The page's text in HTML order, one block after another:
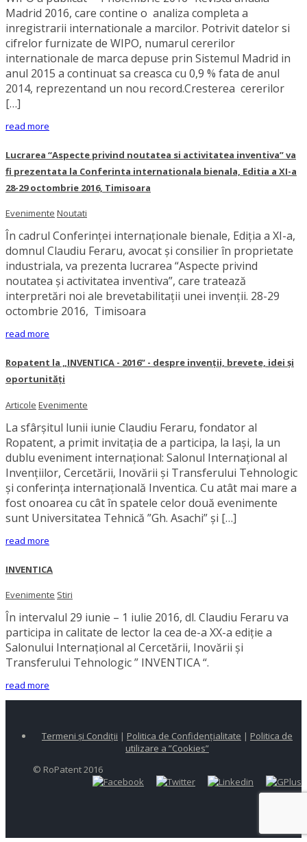
Madrid 2016, care contine o analiza completa a
inregistrarii internationale a marcilor. Potrivit datelor si
cifrelor furnizate de WIPO, numarul cererilor
internationale de marca depuse prin Sistemul Madrid in
anul 2015 a continuat sa creasca cu 0,9 % fata de anul
2014, reprezentand un nou record.Cresterea cererilor
[…]
read more
Lucrarea “Aspecte privind noutatea si activitatea inventiva” va
fi prezentata la Conferinta internationala bienala, Editia a XI-a
28-29 octombrie 2016, Timisoara
Evenimente Noutati
În cadrul Conferinței internaționale bienale, Ediția a XI-a,
domnul Claudiu Feraru, avocat și consilier în proprietate
industriala, va prezenta lucrarea “Aspecte privind
noutatea și activitatea inventiva”, care tratează
interpretări noi ale brevetabilitații unei invenții. 28-29
octombrie 2016, Timisoara
read more
Ropatent la „INVENTICA - 2016” - despre invenții, brevete, idei și
oportunități
Articole Evenimente
La sfârșitul lunii iunie Claudiu Feraru, fondator al
Ropatent, a primit invitația de a participa, la Iași, la un
dublu eveniment internațional: Salonul Internaţional al
Invențiilor, Cercetării, Inovării şi Transferului Tehnologic
și conferința internațională Inventica. Cu atât mai mare a
fost onoarea cu cât în spatele celor două evenimente
sunt Universitatea Tehnică ”Gh. Asachi” și […]
read more
INVENTICA
Evenimente Stiri
În intervalul 29 iunie – 1 iulie 2016, dl. Claudiu Feraru va
participa in calitate de lector la cea de-a XX-a ediţie a
Salonului Internaţional al Cercetării, Inovării şi
Transferului Tehnologic ” INVENTICA “.
read more
Termeni și Condiții | Politica de Confidențialitate | Politica de
utilizare a ”Cookies”
© RoPatent 2016